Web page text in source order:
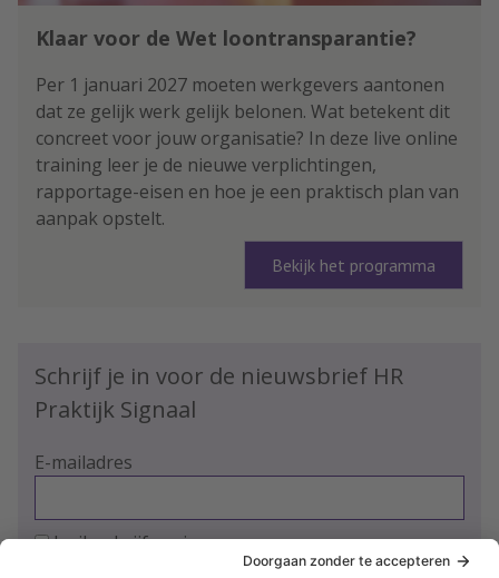
Klaar voor de Wet loontransparantie?
Per 1 januari 2027 moeten werkgevers aantonen
dat ze gelijk werk gelijk belonen. Wat betekent dit
concreet voor jouw organisatie? In deze live online
training leer je de nieuwe verplichtingen,
rapportage-eisen en hoe je een praktisch plan van
aanpak opstelt.
Bekijk het programma
Schrijf je in voor de nieuwsbrief HR
Praktijk Signaal
E-mailadres
Ja, ik schrijf me in